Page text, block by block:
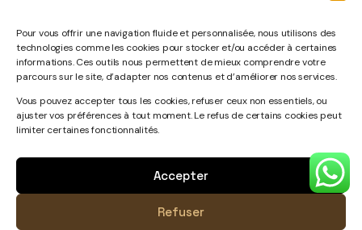
Pour vous offrir une navigation fluide et personnalisée, nous utilisons des
technologies comme les cookies pour stocker et/ou accéder à certaines
informations. Ces outils nous permettent de mieux comprendre votre
parcours sur le site, d’adapter nos contenus et d’améliorer nos services.
Vous pouvez accepter tous les cookies, refuser ceux non essentiels, ou
ajuster vos préférences à tout moment. Le refus de certains cookies peut
limiter certaines fonctionnalités.
Accepter
Refuser
06 61 52 44 34
Nous Écrire:
contact@reservation-vtc.paris
© Reservation Vtc Paris 2026 - Réalisé Par WebBuzz